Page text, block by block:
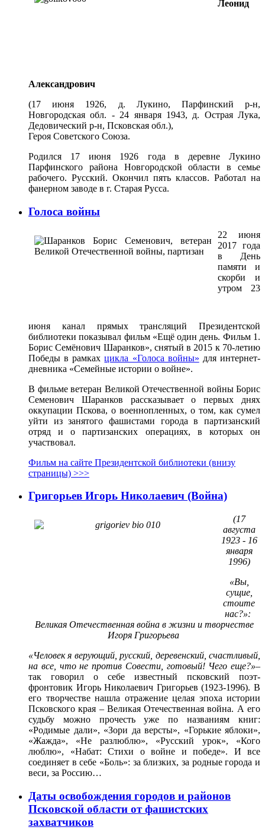
Леонид
Александрович
(17 июня 1926, д. Лукино, Парфинский р-н,
Новгородская обл. - 24 января 1943, д. Острая Лука,
Дедовический р-н, Псковская обл.),
Героя Советского Союза.
Родился 17 июня 1926 года в деревне Лукино
Парфинского района Новгородской области в семье
рабочего. Русский. Окончил пять классов. Работал на
фанерном заводе в г. Старая Русса.
Голоса войны
22 июня
2017 года
в День
памяти и
скорби и
утром 23
июня канал прямых трансляций Президентской
библиотеки показывал фильм «Ещё один день. Фильм 1.
Борис Семёнович Шаранков», снятый в 2015 к 70-летию
Победы в рамкахцикла «Голоса войны» для интернет-
дневника «Семейные истории о войне».
В фильме ветеран Великой Отечественной войны Борис
Семенович Шаранков рассказывает о первых днях
оккупации Пскова, о военнопленных, о том, как сумел
уйти из занятого фашистами города в партизанский
отряд и о партизанских операциях, в которых он
участвовал.
Фильм на сайте Президентской библиотеки (внизу
страницы) >>>
Григорьев Игорь Николаевич (Война)
(17
августа
1923 - 16
января
1996)
«Вы,
сущие,
стоите
нас?»:
Великая Отечественная война в жизни и творчестве
Игоря Григорьева
«Человек я верующий, русский, деревенский, счастливый,
на все, что не против Совести, готовый! Чего еще?»–
так говорил о себе известный псковский поэт-
фронтовик Игорь Николаевич Григорьев (1923-1996). В
его творчестве нашла отражение целая эпоха истории
Псковского края – Великая Отечественная война. А его
судьбу можно прочесть уже по названиям книг:
«Родимые дали», «Зори да версты», «Горькие яблоки»,
«Жажда», «Не разлюблю», «Русский урок», «Кого
люблю», «Набат: Стихи о войне и победе». И все
соединяет в себе «Боль»: за близких, за родные города и
веси, за Россию…
Даты освобождения городов и районов
Псковской области от фашистских
захватчиков